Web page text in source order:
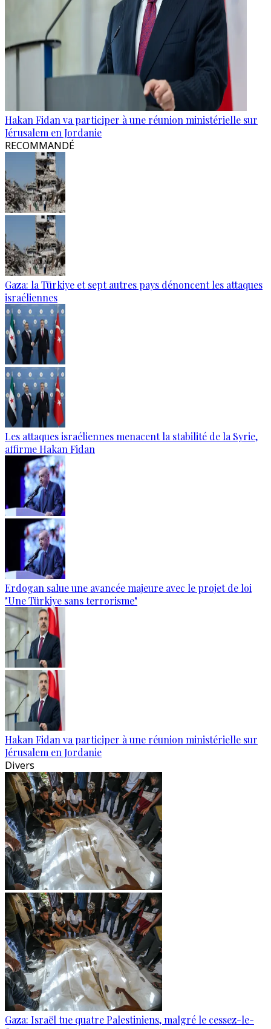
Hakan Fidan va participer à une réunion ministérielle sur
Jérusalem en Jordanie
RECOMMANDÉ
Gaza: la Türkiye et sept autres pays dénoncent les attaques
israéliennes
Les attaques israéliennes menacent la stabilité de la Syrie,
affirme Hakan Fidan
Erdogan salue une avancée majeure avec le projet de loi
"Une Türkiye sans terrorisme"
Hakan Fidan va participer à une réunion ministérielle sur
Jérusalem en Jordanie
Divers
Gaza: Israël tue quatre Palestiniens, malgré le cessez-le-